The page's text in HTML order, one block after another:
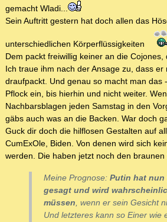
gemacht Wladi...
Sein Auftritt gestern hat doch allen das
unterschiedlichen Körperflüssigkeiten
Dem packt freiwillig keiner an die Cojones,
Ich traue ihm nach der Ansage zu, dass er
draufpackt. Und genau so macht man das
Pflock ein, bis hierhin und nicht weiter.
Nachbarsblagen jeden Samstag in den
gäbs auch was an die Backen. War doch
Guck dir doch die hilflosen Gestalten auf
CumExOle, Biden. Von denen wird sich
werden. Die haben jetzt noch den
Meine Prognose: Putin hat nun
gesagt und wird
müssen, wenn er sein Gesicht
Und letzteres kann so Einer wie